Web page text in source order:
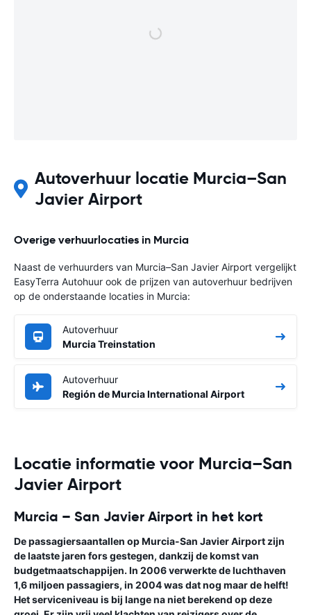
Autoverhuur locatie Murcia–San
Javier Airport
Overige verhuurlocaties in Murcia
Naast de verhuurders van Murcia–San Javier Airport vergelijkt
EasyTerra Autohuur ook de prijzen van autoverhuur bedrijven
op de onderstaande locaties in Murcia:
Autoverhuur
Murcia Treinstation
Autoverhuur
Región de Murcia International Airport
Locatie informatie voor Murcia–San
Javier Airport
Murcia – San Javier Airport in het kort
De passagiersaantallen op Murcia-San Javier Airport zijn
de laatste jaren fors gestegen, dankzij de komst van
budgetmaatschappijen. In 2006 verwerkte de luchthaven
1,6 miljoen passagiers, in 2004 was dat nog maar de helft!
Het serviceniveau is bij lange na niet berekend op deze